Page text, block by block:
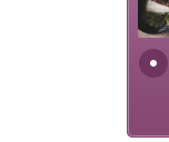
【公式限定価格
・朝夕個室料亭
・館内着をご用意
明
す